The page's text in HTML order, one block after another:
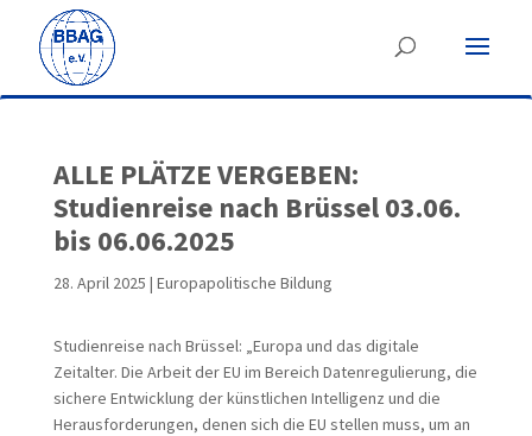
ALLE PLÄTZE VERGEBEN:
Studienreise nach Brüssel 03.06.
bis 06.06.2025
28. April 2025 | Europapolitische Bildung
Studienreise nach Brüssel: „Europa und das digitale
Zeitalter. Die Arbeit der EU im Bereich Datenregulierung, die
sichere Entwicklung der künstlichen Intelligenz und die
Herausforderungen, denen sich die EU stellen muss, um an